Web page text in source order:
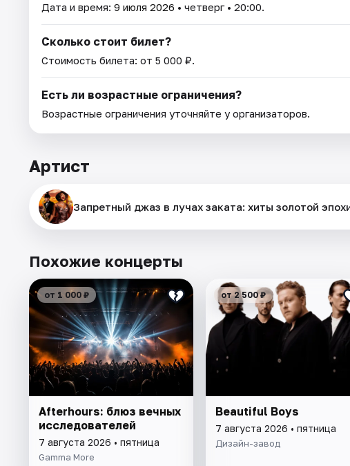
Дата и время: 9 июля 2026 • четверг • 20:00.
Сколько стоит билет?
Стоимость билета: от 5 000 ₽.
Есть ли возрастные ограничения?
Возрастные ограничения уточняйте у организаторов.
Артист
Запретный джаз в лучах заката: хиты золотой
Похожие концерты
от 1 000 ₽
Afterhours: блюз вечных
исследователей
7 августа 2026 • пятница
Gamma More
от 2 500 ₽
Beautiful Boys
7 августа 2026 • пятница
Дизайн-завод